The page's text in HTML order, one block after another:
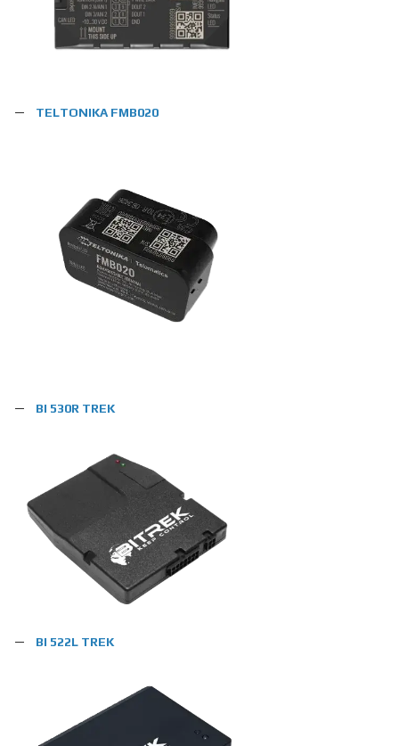
TELTONIKA FMB020
BI 530R TREK
BI 522L TREK